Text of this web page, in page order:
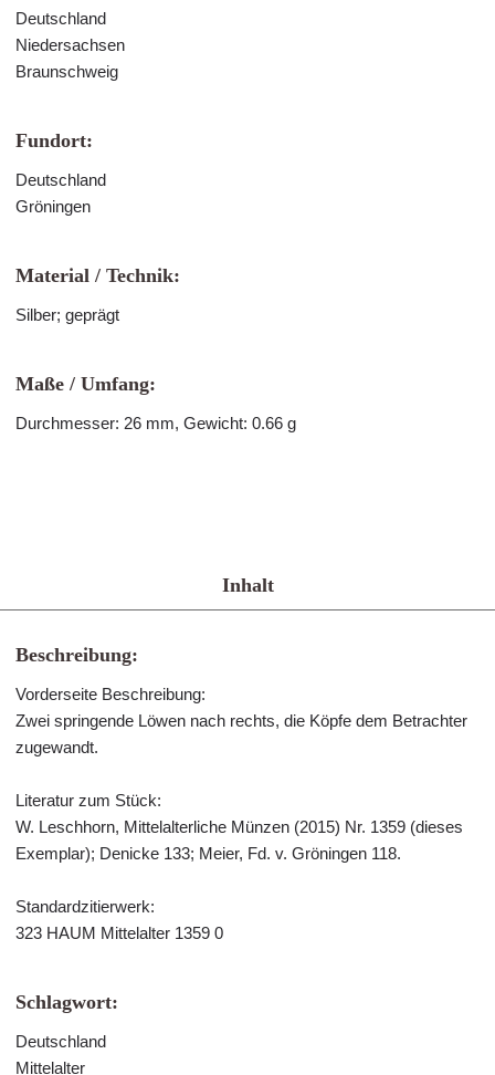
Deutschland
Niedersachsen
Braunschweig
Fundort:
Deutschland
Gröningen
Material / Technik:
Silber; geprägt
Maße / Umfang:
Durchmesser: 26 mm, Gewicht: 0.66 g
Inhalt
Beschreibung:
Vorderseite Beschreibung:
Zwei springende Löwen nach rechts, die Köpfe dem Betrachter
zugewandt.
Literatur zum Stück:
W. Leschhorn, Mittelalterliche Münzen (2015) Nr. 1359 (dieses
Exemplar); Denicke 133; Meier, Fd. v. Gröningen 118.
Standardzitierwerk:
323 HAUM Mittelalter 1359 0
Schlagwort:
Deutschland
Mittelalter